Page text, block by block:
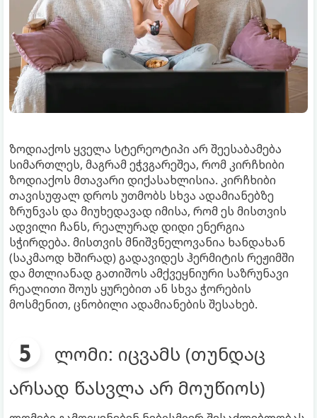
ზოდიაქოს ყველა სტერეოტიპი არ შეესაბამება
სიმართლეს, მაგრამ ეჭვგარეშეა, რომ კირჩხიბი
ზოდიაქოს მთავარი დიქასახლისია. კირჩხიბი
თავისუფალ დროს უთმობს სხვა ადამიანებზე
ზრუნვას და მიუხედავად იმისა, რომ ეს მისთვის
ადვილი ჩანს, რეალურად დიდი ენერგია
სჭირდება. მისთვის მნიშვნელოვანია ხანდახან
(საკმაოდ ხშირად) გადავიდეს ჰერმიტის რეჟიმში
და მთლიანად გათიშოს ამქვეყნიური საზრუნავი
რეალითი შოუს ყურებით ან სხვა ჭორების
მოსმენით, ცნობილი ადამიანების შესახებ.
ლომი: იცვამს (თუნდაც
არსად წასვლა არ მოუწიოს)